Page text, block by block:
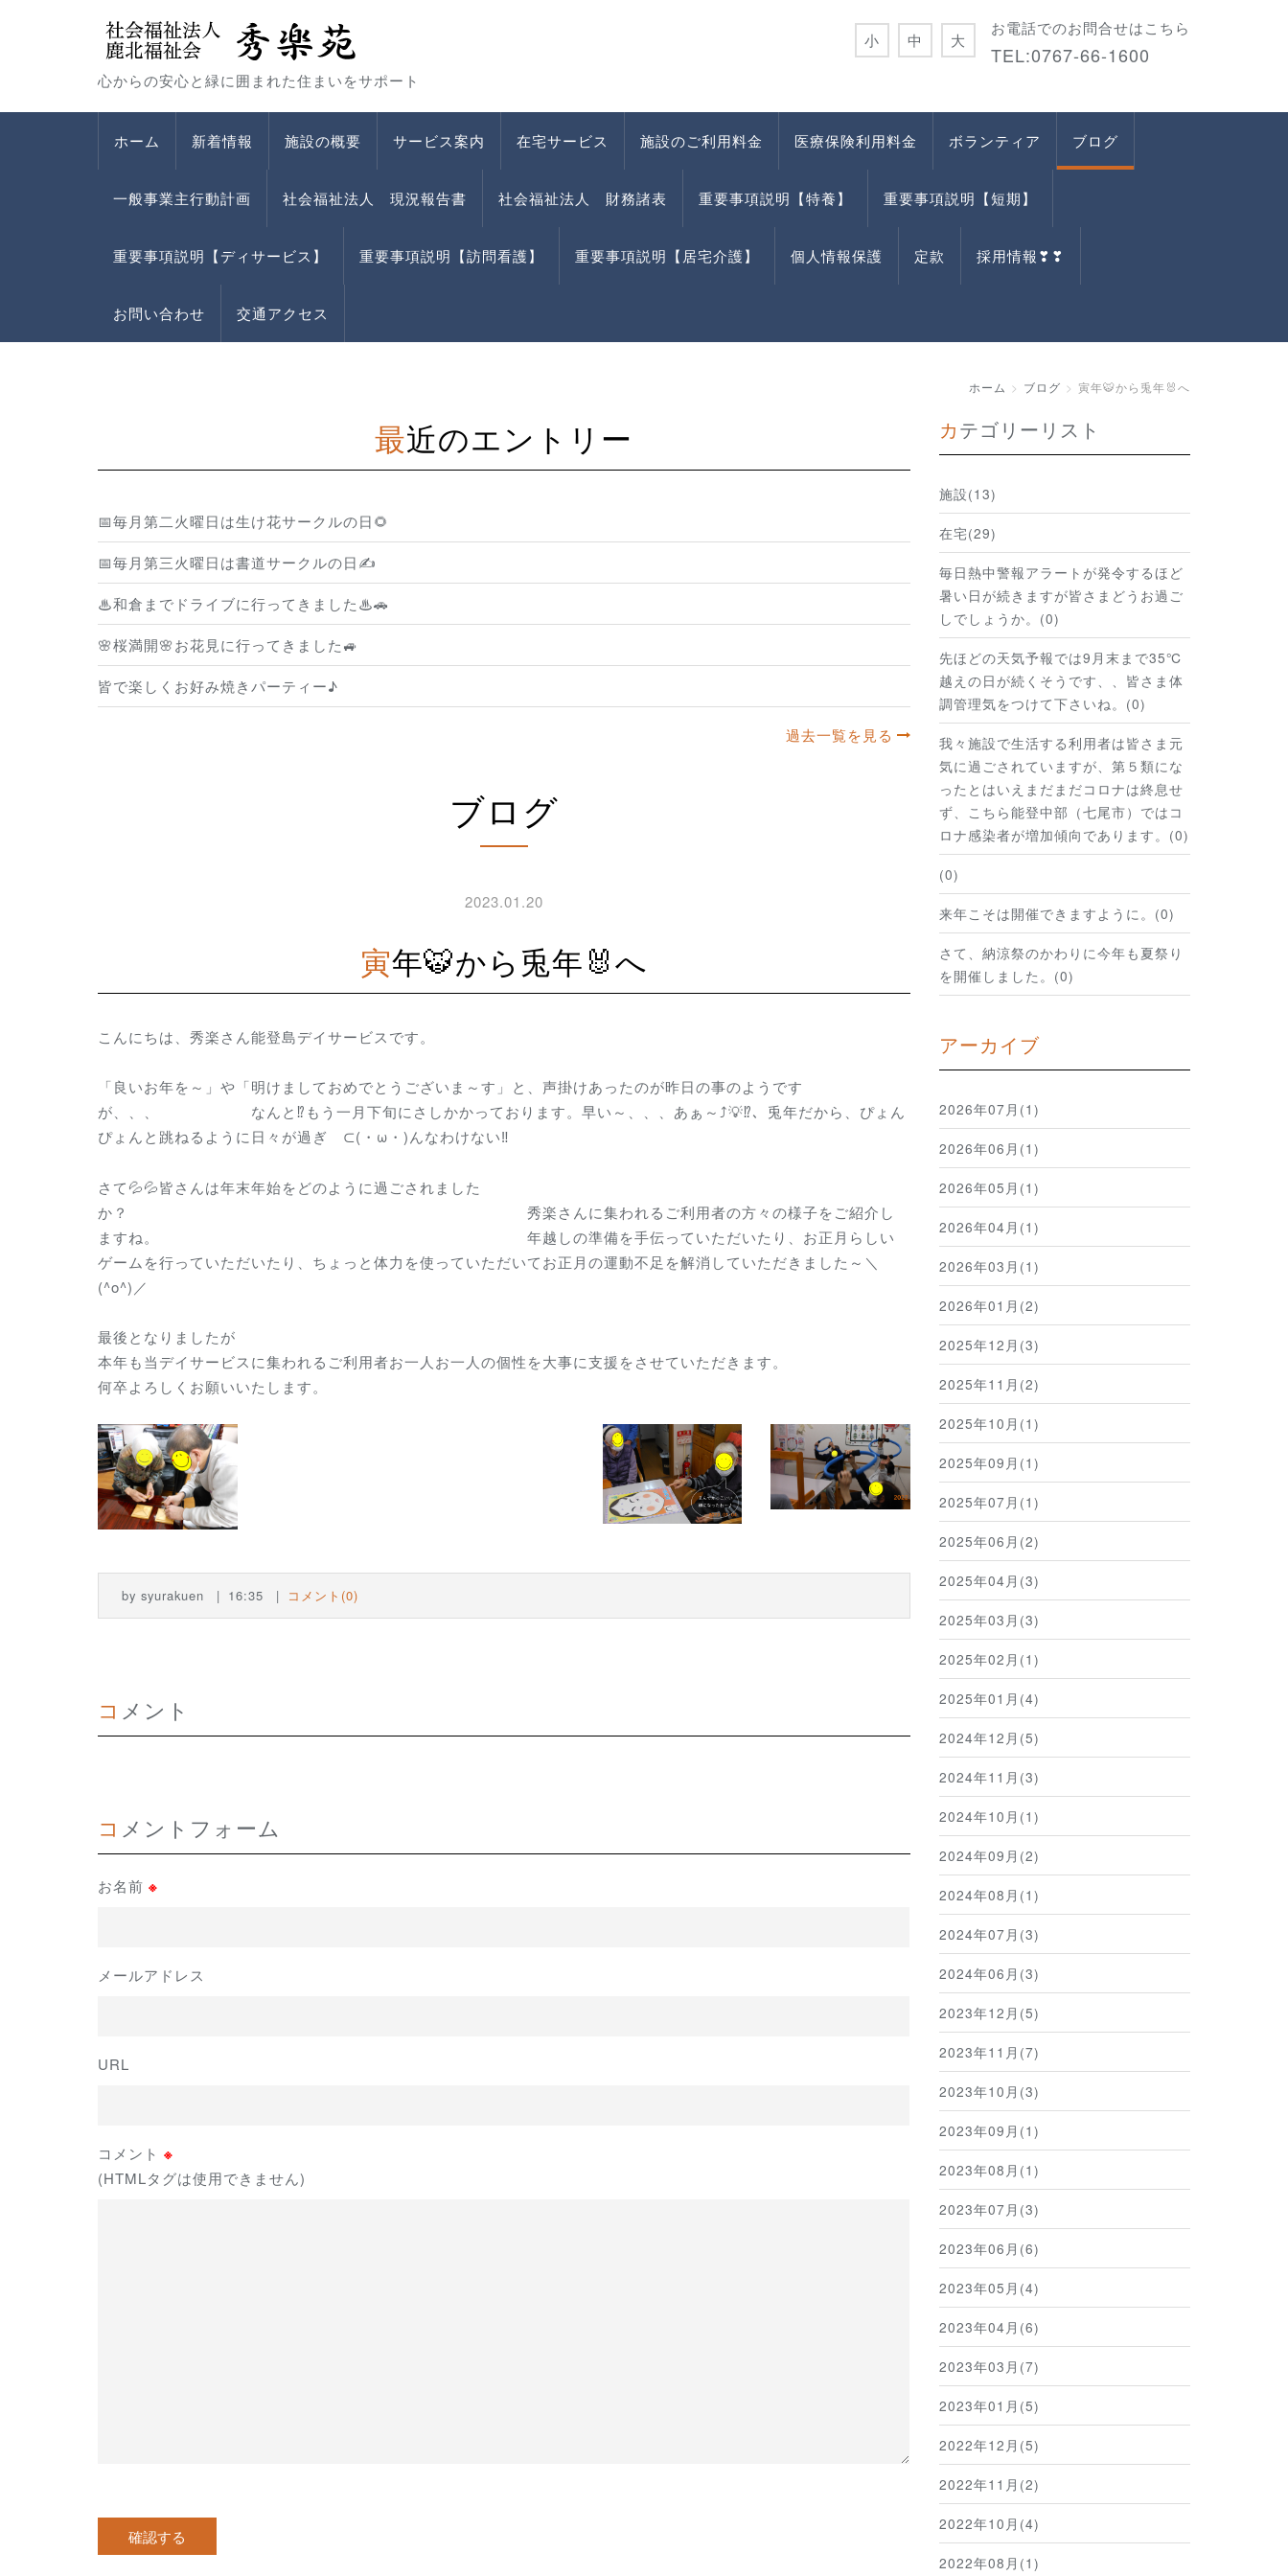
心からの安心と緑に囲まれた住まいをサポート
お電話でのお問合せはこちら
TEL:0767-66-1600
小 中 大
ホーム 新着情報 施設の概要 サービス案内 在宅サービス 施設のご利用料金 医療保険利用料金 ボランティア ブログ
一般事業主行動計画 社会福祉法人 現況報告書 社会福祉法人 財務諸表 重要事項説明【特養】 重要事項説明【短期】
重要事項説明【ディサービス】 重要事項説明【訪問看護】 重要事項説明【居宅介護】 個人情報保護 定款 採用情報❣❣
お問い合わせ 交通アクセス
ホーム ブログ 寅年🐯から兎年🐰へ
最近のエントリー
📅毎月第二火曜日は生け花サークルの日🌻
📅毎月第三火曜日は書道サークルの日✍️
♨和倉までドライブに行ってきました♨🚗
🌸桜満開🌸お花見に行ってきました🚙
皆で楽しくお好み焼きパーティー♪
過去一覧を見る
ブログ
2023.01.20
寅年🐯から兎年🐰へ
こんにちは、秀楽さん能登島デイサービスです。
「良いお年を～」や「明けましておめでとうございま～す」と、声掛けあったのが昨日の事のようです
が、、、 なんと⁉もう一月下旬にさしかかっております。早い～、、、あぁ～⤴💡⁉、兎年だから、ぴょん
ぴょんと跳ねるように日々が過ぎ ⊂(・ω・)んなわけない‼
さて💦💦皆さんは年末年始をどのように過ごされました
か？ 秀楽さんに集われるご利用者の方々の様子をご紹介し
ますね。 年越しの準備を手伝っていただいたり、お正月らしい
ゲームを行っていただいたり、ちょっと体力を使っていただいてお正月の運動不足を解消していただきました～＼
(^o^)／
最後となりましたが
本年も当デイサービスに集われるご利用者お一人お一人の個性を大事に支援をさせていただきます。
何卒よろしくお願いいたします。
by syurakuen 16:35 コメント(0)
コメント
コメントフォーム
お名前 ※
メールアドレス
URL
コメント ※
(HTMLタグは使用できません)
カテゴリーリスト
施設(13)
在宅(29)
毎日熱中警報アラートが発令するほど
暑い日が続きますが皆さまどうお過ご
しでしょうか。(0)
先ほどの天気予報では9月末まで35℃
越えの日が続くそうです、、皆さま体
調管理気をつけて下さいね。(0)
我々施設で生活する利用者は皆さま元
気に過ごされていますが、第５類にな
ったとはいえまだまだコロナは終息せ
ず、こちら能登中部（七尾市）ではコ
ロナ感染者が増加傾向であります。(0)
(0)
来年こそは開催できますように。(0)
さて、納涼祭のかわりに今年も夏祭り
を開催しました。(0)
アーカイブ
2026年07月(1)
2026年06月(1)
2026年05月(1)
2026年04月(1)
2026年03月(1)
2026年01月(2)
2025年12月(3)
2025年11月(2)
2025年10月(1)
2025年09月(1)
2025年07月(1)
2025年06月(2)
2025年04月(3)
2025年03月(3)
2025年02月(1)
2025年01月(4)
2024年12月(5)
2024年11月(3)
2024年10月(1)
2024年09月(2)
2024年08月(1)
2024年07月(3)
2024年06月(3)
2023年12月(5)
2023年11月(7)
2023年10月(3)
2023年09月(1)
2023年08月(1)
2023年07月(3)
2023年06月(6)
2023年05月(4)
2023年04月(6)
2023年03月(7)
2023年01月(5)
2022年12月(5)
2022年11月(2)
2022年10月(4)
2022年08月(1)